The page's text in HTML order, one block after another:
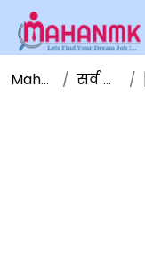
Maha NMK सर्व जाहिराती